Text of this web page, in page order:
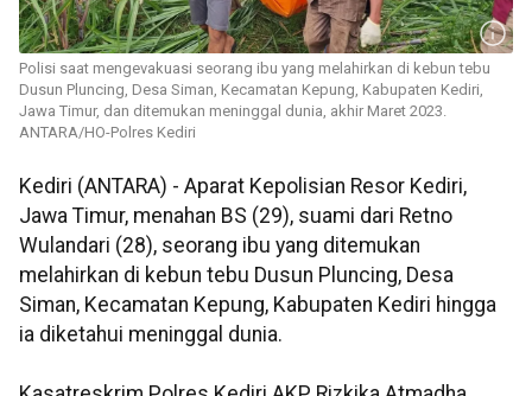
Polisi saat mengevakuasi seorang ibu yang melahirkan di kebun tebu
Dusun Pluncing, Desa Siman, Kecamatan Kepung, Kabupaten Kediri,
Jawa Timur, dan ditemukan meninggal dunia, akhir Maret 2023.
ANTARA/HO-Polres Kediri
Kediri (ANTARA) - Aparat Kepolisian Resor Kediri,
Jawa Timur, menahan BS (29), suami dari Retno
Wulandari (28), seorang ibu yang ditemukan
melahirkan di kebun tebu Dusun Pluncing, Desa
Siman, Kecamatan Kepung, Kabupaten Kediri hingga
ia diketahui meninggal dunia.